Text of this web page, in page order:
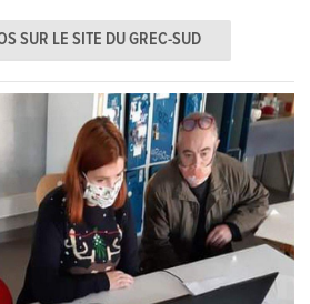
SUR LE SITE DU GREC-SUD